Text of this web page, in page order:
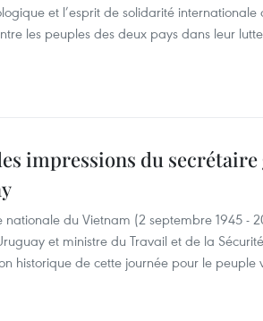
et l’esprit de solidarité
les peuples des deux pays dans leur
impressions du
du Vietnam (2 septembre 1945 -
et ministre du Travail et de la
historique de cette journée pour le peuple